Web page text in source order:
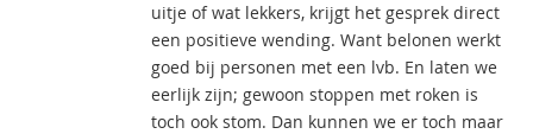
uitje of wat lekkers, krijgt het gesprek direct
een positieve wending. Want belonen werkt
goed bij personen met een lvb. En laten we
eerlijk zijn; gewoon stoppen met roken is
toch ook stom. Dan kunnen we er toch maar